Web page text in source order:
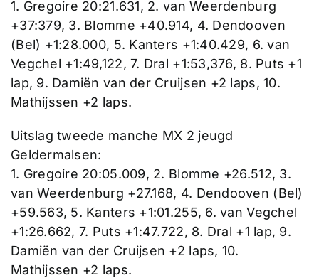
1. Gregoire 20:21.631, 2. van Weerdenburg
+37:379, 3. Blomme +40.914, 4. Dendooven
(Bel) +1:28.000, 5. Kanters +1:40.429, 6. van
Vegchel +1:49,122, 7. Dral +1:53,376, 8. Puts +1
lap, 9. Damiën van der Cruijsen +2 laps, 10.
Mathijssen +2 laps.
Uitslag tweede manche MX 2 jeugd
Geldermalsen:
1. Gregoire 20:05.009, 2. Blomme +26.512, 3.
van Weerdenburg +27.168, 4. Dendooven (Bel)
+59.563, 5. Kanters +1:01.255, 6. van Vegchel
+1:26.662, 7. Puts +1:47.722, 8. Dral +1 lap, 9.
Damiën van der Cruijsen +2 laps, 10.
Mathijssen +2 laps.